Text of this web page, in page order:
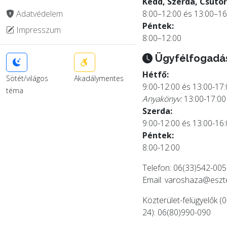
Adatvédelem
Impresszum
Sötét/világos
téma
Akadálymentes
8:00–12:00 és
Péntek:
8:00–12:00
Hétfő:
9:00-12:00 és 13:00-
Anyakönyv:13:00-17:00
Szerda:
9:00-12:00 és 13:00-
Péntek:
8:00-12:00
Telefon: 06(33)542-005
Email:
Közterület-felügyelők
24): 06(80)990-090